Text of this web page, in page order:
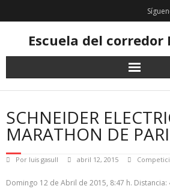
Escuela del corredor
SCHNEIDER
MARATHON DE
Por luis gasull abril 12, 2015
Domingo 12 de Abril de 2015, 8:47 h.